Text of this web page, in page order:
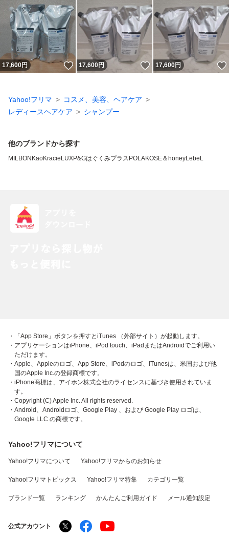
17,600円 いいね！
17,600円 いいね！
17,600円
Yahoo!フリマ
コスメ、美容、ヘアケア
レディースヘアケア
シャンプー
他のブランドから探す
MILBON KaoKracie LUXP&Gはぐくみプラス POLAKOSE＆honeyLebeL
・「App Store」ボタンを押すとiTunes （外部サイト）が起動します。
・アプリケーションはiPhone、iPod touch、iPadまたはAndroidでご利用い
ただけます。
・Apple、Appleのロゴ、App Store、iPodのロゴ、iTunesは、米国および他
国のApple Inc.の登録商標です。
・iPhone商標は、アイホン株式会社のライセンスに基づき使用されていま
す。
・Copyright (C) Apple Inc. All rights reserved.
・Android、Androidロゴ、Google Play 、および Google Play ロゴは、
Google LLC の商標です。
Yahoo!フリマについて
Yahoo!フリマについて Yahoo!フリマからのお知らせ
Yahoo!フリマトピックス Yahoo!フリマ特集 カテゴリ一覧
ブランド一覧 ランキング かんたんご利用ガイド メール通知設定
公式アカウント